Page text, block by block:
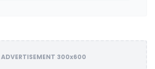
ADVERTISEMENT 300x600